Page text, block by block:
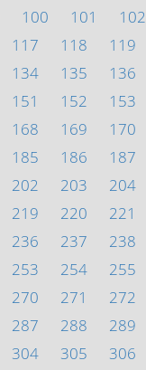
100 101 102
117 118 119
134 135 136
151 152 153
168 169 170
185 186 187
202 203 204
219 220 221
236 237 238
253 254 255
270 271 272
287 288 289
304 305 306